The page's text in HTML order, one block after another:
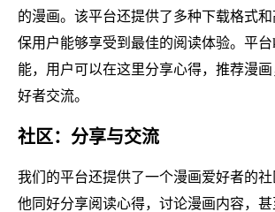
的漫画。该平台还提供了多种下载格式
保用户能够享受到最佳的阅读体验。平
能，用户可以在这里分享心得，推荐漫
好者交流。
社区：分享与交流
我们的平台还提供了一个漫画爱好者的
他同好分享阅读心得，讨论漫画内容，甚